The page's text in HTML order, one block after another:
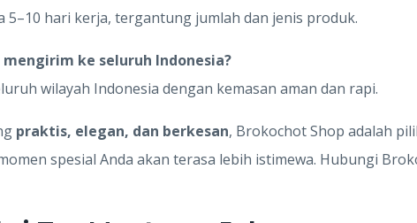
5–10 hari kerja, tergantung jumlah dan jenis produk.
mengirim ke seluruh Indonesia?
wilayah Indonesia dengan kemasan aman dan rapi.
praktis, elegan, dan berkesan, Brokochot Shop adalah
spesial Anda akan terasa lebih istimewa. Hubungi